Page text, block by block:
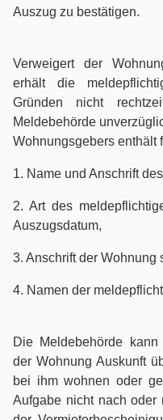
Familienrecht
Gesellschaftsrecht
Gewerberaummietrecht
Handels- und Vertragsrecht
Internationales Privatrecht
Jugendstrafrecht
Kaufrecht
Auszug zu bestätigen.
Verweigert der
erhält die
Gründen nicht
Meldebehörde
Wohnungsgebers enthält
1. Name und Anschrift
2. Art des
Auszugsdatum,
3. Anschrift der Wohnung
4. Namen der
Die Meldebehörde
der Wohnung Auskunft
bei ihm wohnen oder
Aufgabe nicht nach oder